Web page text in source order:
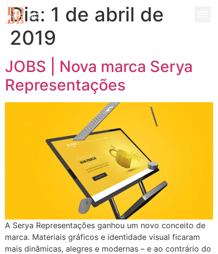
Dia: 1 de abril de
2019
JOBS | Nova marca Serya
Representações
A Serya Representações ganhou um novo conceito de
marca. Materiais gráficos e identidade visual ficaram
mais dinâmicas, alegres e modernas – e ao contrário do